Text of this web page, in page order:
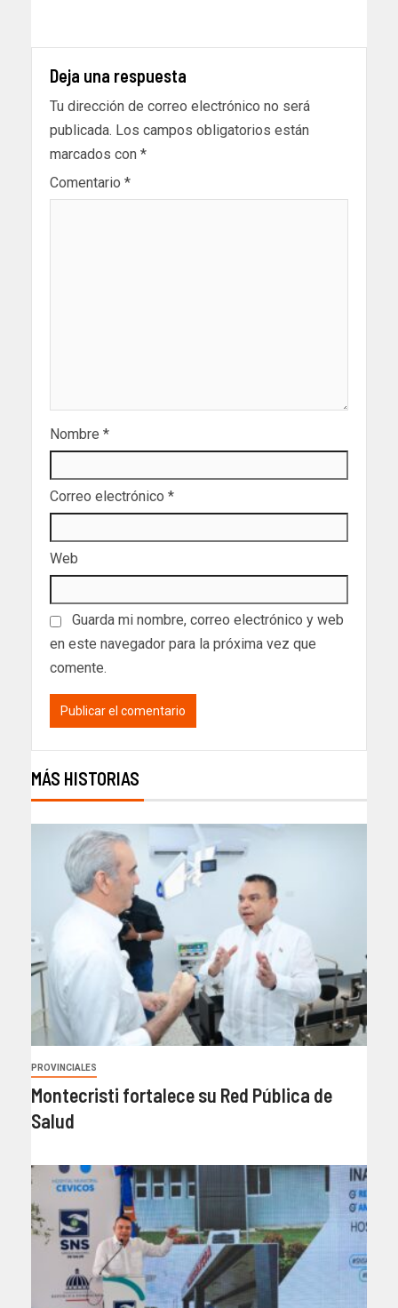
Deja una respuesta
Tu dirección de correo electrónico no será
publicada. Los campos obligatorios están
marcados con *
Comentario *
Nombre *
Correo electrónico *
Web
Guarda mi nombre, correo electrónico y web
en este navegador para la próxima vez que
comente.
MÁS HISTORIAS
PROVINCIALES
Montecristi fortalece su Red Pública de
Salud